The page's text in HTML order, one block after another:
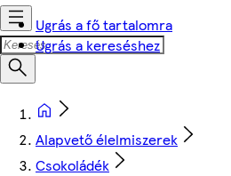
Ugrás a fő tartalomra
Ugrás a kereséshez
Alapvető élelmiszerek
Csokoládék